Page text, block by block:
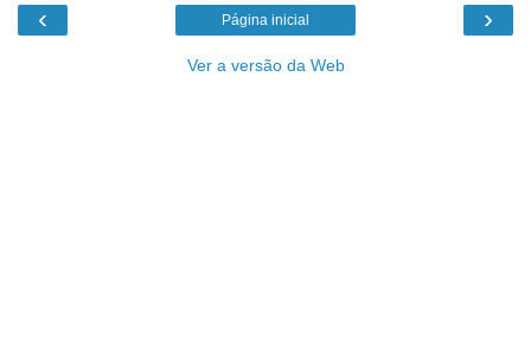
‹ ›
Página inicial
Ver a versão da Web